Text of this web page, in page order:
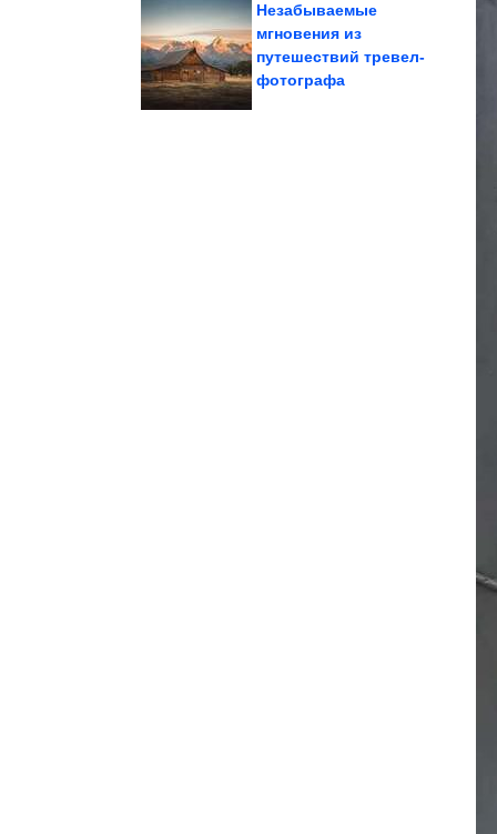
Незабываемые
мгновения из
путешествий тревел-
фотографа
чужих детей наши
звёзды-мачехи